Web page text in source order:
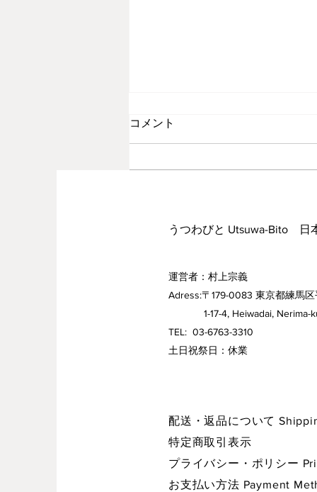
コメント
うつわびと Utsuwa-Bito 日
運営者：村上宗義
Adress:〒179-0083 東京都練馬区
1-17-4, Heiwadai, Nerima-
TEL: 03-6763-3310
​土日祝祭日：休業
配送・返品について
特定商取引表示
プライバシー・ポリシー
お支払い方法 Payment